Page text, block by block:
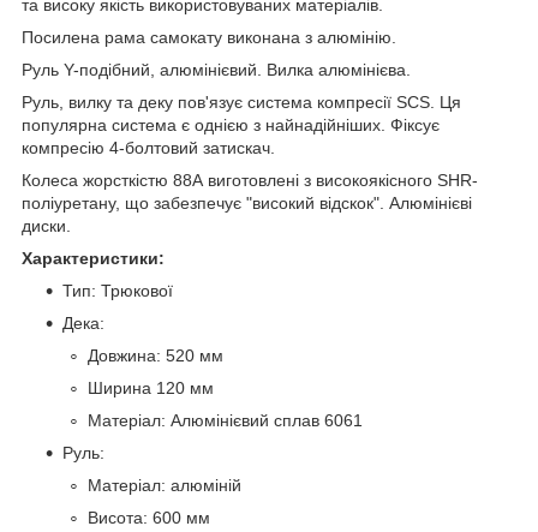
та високу якість використовуваних матеріалів.
Посилена рама самокату виконана з алюмінію.
Руль Y-подібний, алюмінієвий. Вилка алюмінієва.
Руль, вилку та деку пов'язує система компресії SCS. Ця
популярна система є однією з найнадійніших. Фіксує
компресію 4-болтовий затискач.
Колеса жорсткістю 88А виготовлені з високоякісного SHR-
поліуретану, що забезпечує "високий відскок". Алюмінієві
диски.
Характеристики:
Тип: Трюкової
Дека:
Довжина: 520 мм
Ширина 120 мм
Матеріал: Алюмінієвий сплав 6061
Руль:
Матеріал: алюміній
Висота: 600 мм